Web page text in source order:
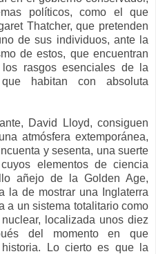
políticos, como el que
Thatcher, que pretenden
de sus individuos, ante la
de estos, que encuentran
rasgos esenciales de la
habitan con absoluta
David Lloyd, consiguen
atmósfera extemporánea,
y sesenta, una suerte
elementos de ciencia
añejo de la Golden Age,
la de mostrar una Inglaterra
a un sistema totalitario como
localizada unos diez
del momento en que
Lo cierto es que la